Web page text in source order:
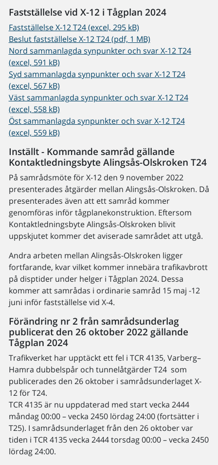
Fastställelse vid X-12 i Tågplan 2024
Fastställelse X-12 T24 (excel, 295 kB)
Beslut fastställelse X-12 T24 (pdf, 1 MB)
Nord sammanlagda synpunkter och svar X-12 T24
(excel, 591 kB)
Syd sammanlagda synpunkter och svar X-12 T24
(excel, 567 kB)
Väst sammanlagda synpunkter och svar X-12 T24
(excel, 558 kB)
Öst sammanlagda synpunkter och svar X-12 T24
(excel, 559 kB)
Inställt - Kommande samråd gällande
Kontaktledningsbyte Alingsås-Olskroken T24
På samrådsmöte för X-12 den 9 november 2022
presenterades åtgärder mellan Alingsås-Olskroken. Då
presenterades även att ett samråd kommer
genomföras inför tågplanekonstruktion. Eftersom
Kontaktledningsbyte Alingsås-Olskroken blivit
uppskjutet kommer det aviserade samrådet att utgå.
Andra arbeten mellan Alingsås-Olskroken ligger
fortfarande, kvar vilket kommer innebära trafikavbrott
på disptider under helger i Tågplan 2024. Dessa
kommer att samrådas i ordinarie samråd 15 maj -12
juni inför fastställelse vid X-4.
Förändring nr 2 från samrådsunderlag
publicerat den 26 oktober 2022 gällande
Tågplan 2024
Trafikverket har upptäckt ett fel i TCR 4135, Varberg–
Hamra dubbelspår och tunnelåtgärder T24 som
publicerades den 26 oktober i samrådsunderlaget X-
12 för T24.
TCR 4135 är nu uppdaterad med start vecka 2444
måndag 00:00 – vecka 2450 lördag 24:00 (fortsätter i
T25). I samrådsunderlaget från den 26 oktober var
tiden i TCR 4135 vecka 2444 torsdag 00:00 – vecka 2450
lördag 24:00.